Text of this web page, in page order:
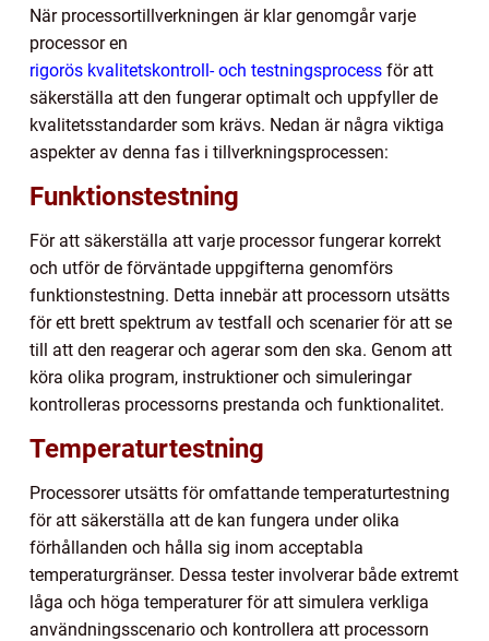
När processortillverkningen är klar genomgår varje
processor en
rigorös kvalitetskontroll- och testningsprocess för att
säkerställa att den fungerar optimalt och uppfyller de
kvalitetsstandarder som krävs. Nedan är några viktiga
aspekter av denna fas i tillverkningsprocessen:
Funktionstestning
För att säkerställa att varje processor fungerar korrekt
och utför de förväntade uppgifterna genomförs
funktionstestning. Detta innebär att processorn utsätts
för ett brett spektrum av testfall och scenarier för att se
till att den reagerar och agerar som den ska. Genom att
köra olika program, instruktioner och simuleringar
kontrolleras processorns prestanda och funktionalitet.
Temperaturtestning
Processorer utsätts för omfattande temperaturtestning
för att säkerställa att de kan fungera under olika
förhållanden och hålla sig inom acceptabla
temperaturgränser. Dessa tester involverar både extremt
låga och höga temperaturer för att simulera verkliga
användningsscenario och kontrollera att processorn